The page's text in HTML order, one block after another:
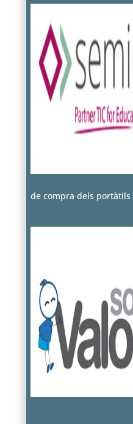
de compra dels portàtils